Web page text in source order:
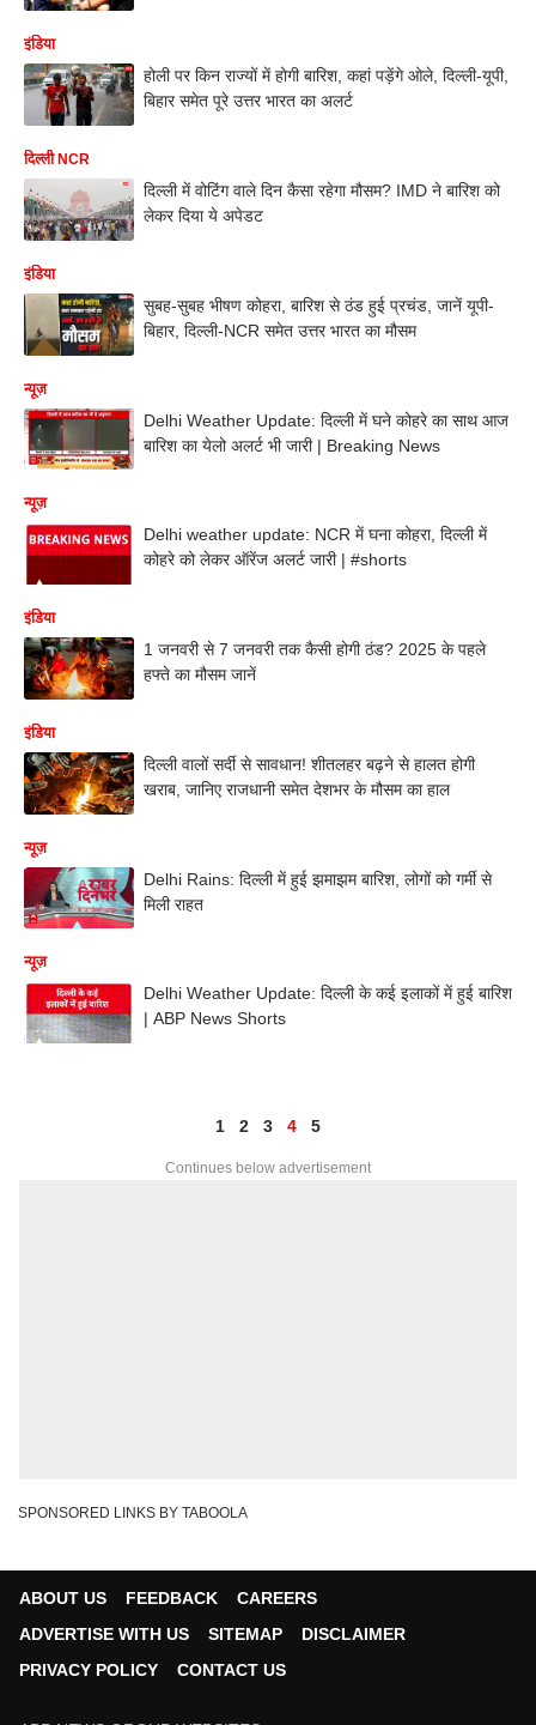
इंडिया
होली पर किन राज्यों में होगी बारिश, कहां पड़ेंगे ओले, दिल्ली-यूपी,
बिहार समेत पूरे उत्तर भारत का अलर्ट
दिल्ली NCR
दिल्ली में वोटिंग वाले दिन कैसा रहेगा मौसम? IMD ने बारिश को
लेकर दिया ये अपेडट
इंडिया
सुबह-सुबह भीषण कोहरा, बारिश से ठंड हुई प्रचंड, जानें यूपी-
बिहार, दिल्ली-NCR समेत उत्तर भारत का मौसम
न्यूज़
Delhi Weather Update: दिल्ली में घने कोहरे का साथ आज
बारिश का येलो अलर्ट भी जारी | Breaking News
न्यूज़
Delhi weather update: NCR में घना कोहरा, दिल्ली में
कोहरे को लेकर ऑरेंज अलर्ट जारी | #shorts
इंडिया
1 जनवरी से 7 जनवरी तक कैसी होगी ठंड? 2025 के पहले
हफ्ते का मौसम जानें
इंडिया
दिल्ली वालों सर्दी से सावधान! शीतलहर बढ़ने से हालत होगी
खराब, जानिए राजधानी समेत देशभर के मौसम का हाल
न्यूज़
Delhi Rains: दिल्ली में हुई झमाझम बारिश, लोगों को गर्मी से
मिली राहत
न्यूज़
Delhi Weather Update: दिल्ली के कई इलाकों में हुई बारिश
| ABP News Shorts
1 2 3 4 5
Continues below advertisement
SPONSORED LINKS BY TABOOLA
ABOUT US FEEDBACK
CAREERS
ADVERTISE WITH US
SITEMAP
DISCLAIMER
PRIVACY POLICY
CONTACT US